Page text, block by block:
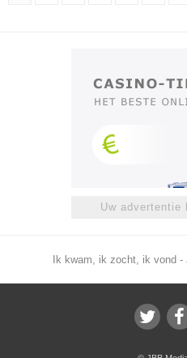
Uw advertentie
Ik kwam, ik zocht, ik vond